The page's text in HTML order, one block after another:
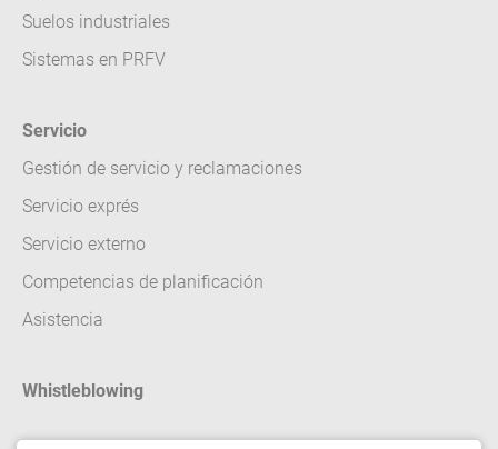
Suelos industriales
Sistemas en PRFV
Servicio
Gestión de servicio y reclamaciones
Servicio exprés
Servicio externo
Competencias de planificación
Asistencia
Whistleblowing